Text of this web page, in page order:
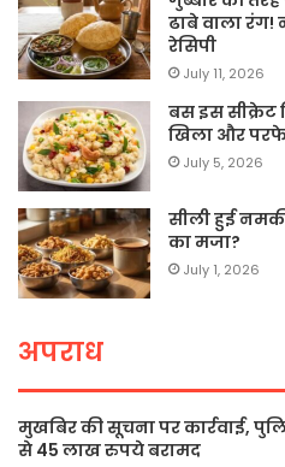
ढाबे वाला रंग!
रेसिपी
July 11, 2026
बस इस सीक्रेट
खिला और
July 5, 2026
सीली हुई
का मजा?
July 1, 2026
अपराध
मुखबिर की सूचना पर कार्रवाई,
से 45 लाख रुपये बरामद